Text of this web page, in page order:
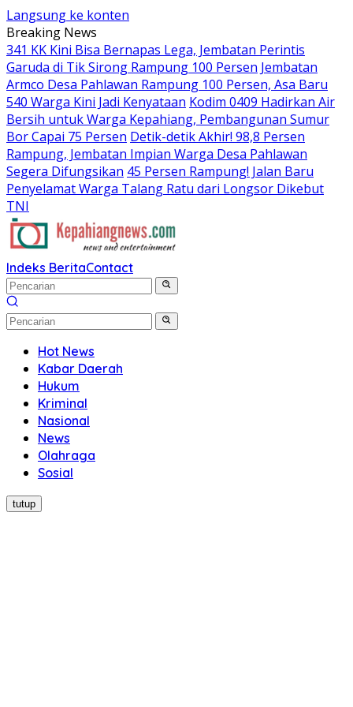
Langsung ke konten
Breaking News
341 KK Kini Bisa Bernapas Lega, Jembatan Perintis
Garuda di Tik Sirong Rampung 100 Persen Jembatan
Armco Desa Pahlawan Rampung 100 Persen, Asa Baru
540 Warga Kini Jadi Kenyataan Kodim 0409 Hadirkan Air
Bersih untuk Warga Kepahiang, Pembangunan Sumur
Bor Capai 75 Persen Detik-detik Akhir! 98,8 Persen
Rampung, Jembatan Impian Warga Desa Pahlawan
Segera Difungsikan 45 Persen Rampung! Jalan Baru
Penyelamat Warga Talang Ratu dari Longsor Dikebut
TNI
Indeks BeritaContact
Hot News
Kabar Daerah
Hukum
Kriminal
Nasional
News
Olahraga
Sosial
tutup